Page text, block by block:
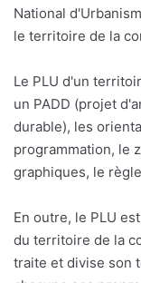
National
le territoire de la
Le PLU d'un
un PADD (projet
durable), les
programmation, le
graphiques, le
En outre, le PLU
du territoire de la
traite et divise son